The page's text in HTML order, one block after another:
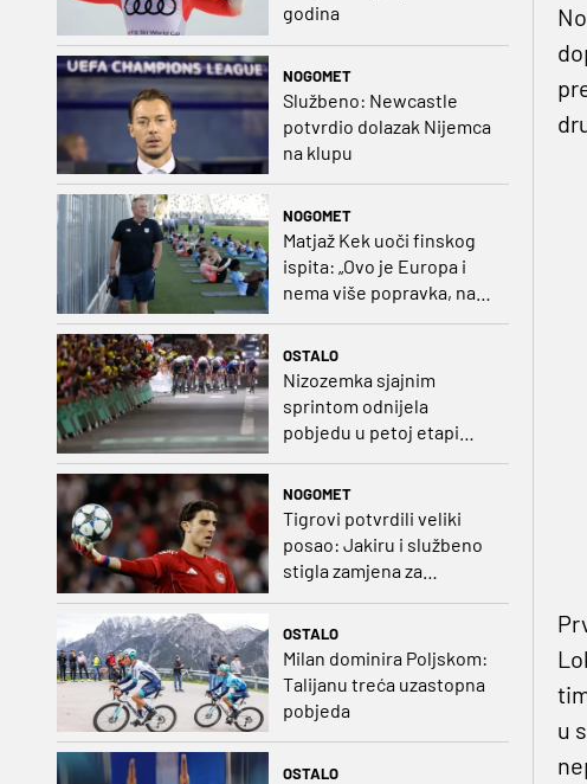
godina
NOGOMET
Službeno: Newcastle
potvrdio dolazak Nijemca
na klupu
NOGOMET
Matjaž Kek uoči finskog
ispita: „Ovo je Europa i
nema više popravka, na
Rujevici se nešto pita i
OSTALO
Nizozemka sjajnim
sprintom odnijela
pobjedu u petoj etapi
NOGOMET
Tigrovi potvrdili veliki
posao: Jakiru i službeno
stigla zamjena za
OSTALO
Milan dominira Poljskom:
Talijanu treća uzastopna
pobjeda
OSTALO
u